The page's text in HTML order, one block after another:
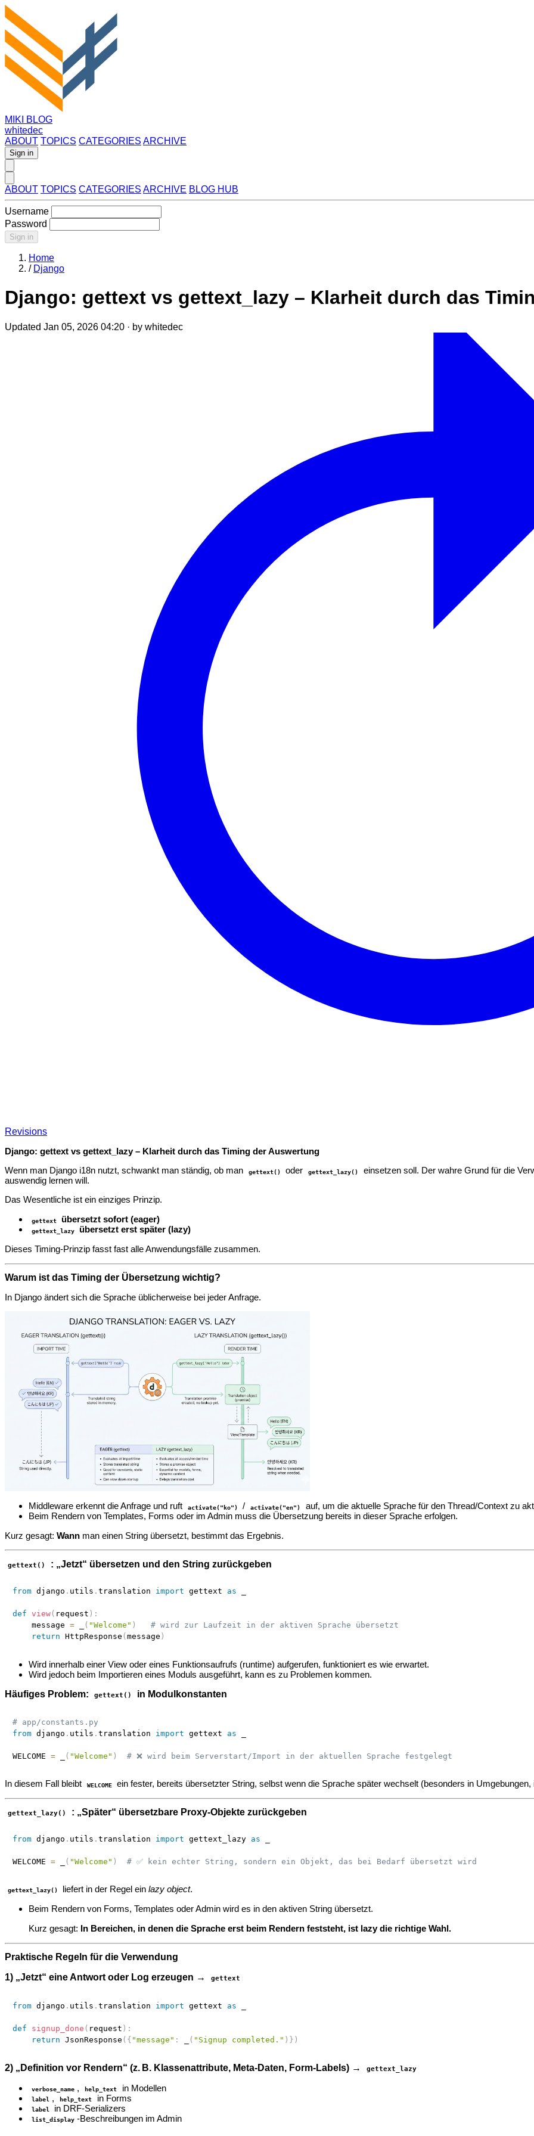
MIKI BLOG
whitedec
ABOUT TOPICS CATEGORIES ARCHIVE
Sign in
ABOUT TOPICS CATEGORIES ARCHIVE BLOG HUB
Username
Password
Sign in
Home
/ Django
Django: gettext vs gettext_lazy – Klarheit durch das
Updated Jan 05, 2026 04:20 · by whitedec
Revisions
Django: gettext vs gettext_lazy – Klarheit durch das Timing der Auswertung
Wenn man Django i18n nutzt, schwankt man ständig, ob man
gettext() oder gettext_lazy() einsetzen soll. Der wahre Grund für die
auswendig lernen will.
Das Wesentliche ist ein einziges Prinzip.
gettext übersetzt sofort (eager)
gettext_lazy
übersetzt erst später (lazy)
Dieses Timing‑Prinzip fasst fast alle Anwendungsfälle zusammen.
Warum ist das Timing der Übersetzung wichtig?
In Django ändert sich die Sprache üblicherweise bei jeder Anfrage.
Middleware erkennt die Anfrage und ruft activate("ko") / activate("en")
auf, um die aktuelle Sprache für den Thread/Context zu
Beim Rendern von Templates, Forms oder im Admin muss die Übersetzung bereits in dieser Sprache erfolgen.
Kurz gesagt: Wann man einen String übersetzt, bestimmt das Ergebnis.
gettext() : „Jetzt“ übersetzen und den String zurückgeben
from django . utils . translation import gettext as
def view( request ) :
    message
= _ ( "Welcome" )
# wird zur Laufzeit in der aktiven Sprache übersetzt
return HttpResponse ( message )
Wird innerhalb einer View oder eines Funktionsaufrufs (runtime) aufgerufen, funktioniert es wie erwartet.
Wird jedoch beim Importieren eines Moduls ausgeführt, kann es zu Problemen kommen.
Häufiges Problem:
gettext() in Modulkonstanten
# app/constants.py
from django . utils . translation import gettext as
WELCOME = _ ( "Welcome" ) # ❌ wird beim Serverstart/Import in der aktuellen Sprache festgelegt
In diesem Fall bleibt WELCOME ein fester, bereits übersetzter String, selbst wenn die Sprache später wechselt (besonders in
gettext_lazy() : „Später“ übersetzbare Proxy‑Objekte zurückgeben
from django . utils . translation import gettext_lazy as
WELCOME = _ ( "Welcome" ) # ✅ kein echter String, sondern ein Objekt, das bei Bedarf übersetzt wird
gettext_lazy() liefert in der Regel einlazy object.
Beim Rendern von Forms, Templates oder Admin wird es in den aktiven String übersetzt.
Kurz gesagt: In Bereichen, in denen die Sprache erst beim Rendern feststeht, ist lazy die richtige Wahl.
Praktische Regeln für die Verwendung
1) „Jetzt“ eine Antwort oder Log erzeugen →
gettext
from django . utils . translation import gettext as
def signup_done ( request ) :
return JsonResponse ( { "message" : ( "Signup completed." ) } )
2) „Definition vor Rendern“ (z. B. Klassenattribute, Meta‑Daten, Form‑Labels) → gettext_lazy
verbose_name , help_text in Modellen
label , help_text in Forms
label in DRF‑Serializers
list_display ‑Beschreibungen im Admin